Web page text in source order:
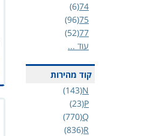
74
(6)
75
(96)
77
(52)
עוד ...
קוד מהירות
N
(143)
P
(23)
Q
(770)
R
(836)